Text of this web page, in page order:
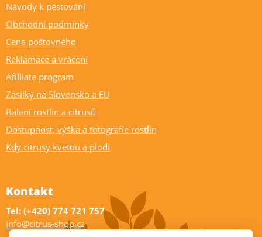
Návody k pěstování
Obchodní podmínky
Cena poštovného
Reklamace a vrácení
Afilliate program
Zásilky na Slovensko a EU
Balení rostlin a citrusů
Dostupnost, výška a fotografie rostlin
Kdy citrusy kvetou a plodí
Kontakt
Tel: (+420) 774 721 757
info@citrus-shop.cz